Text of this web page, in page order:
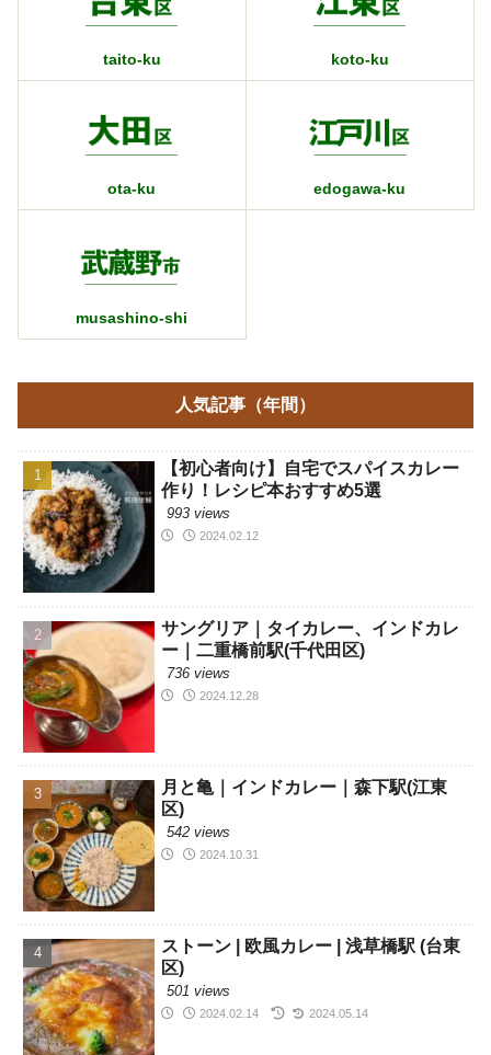
taito-ku koto-ku
ota-ku edogawa-ku
musashino-shi
人気記事（年間）
【初心者向け】自宅でスパイスカレー
作り！レシピ本おすすめ5選
993 views
2024.02.12
サングリア｜タイカレー、インドカレ
ー｜二重橋前駅(千代田区)
736 views
2024.12.28
月と亀｜インドカレー｜森下駅(江東
区)
542 views
2024.10.31
ストーン | 欧風カレー | 浅草橋駅 (台東
区)
501 views
2024.02.14 2024.05.14